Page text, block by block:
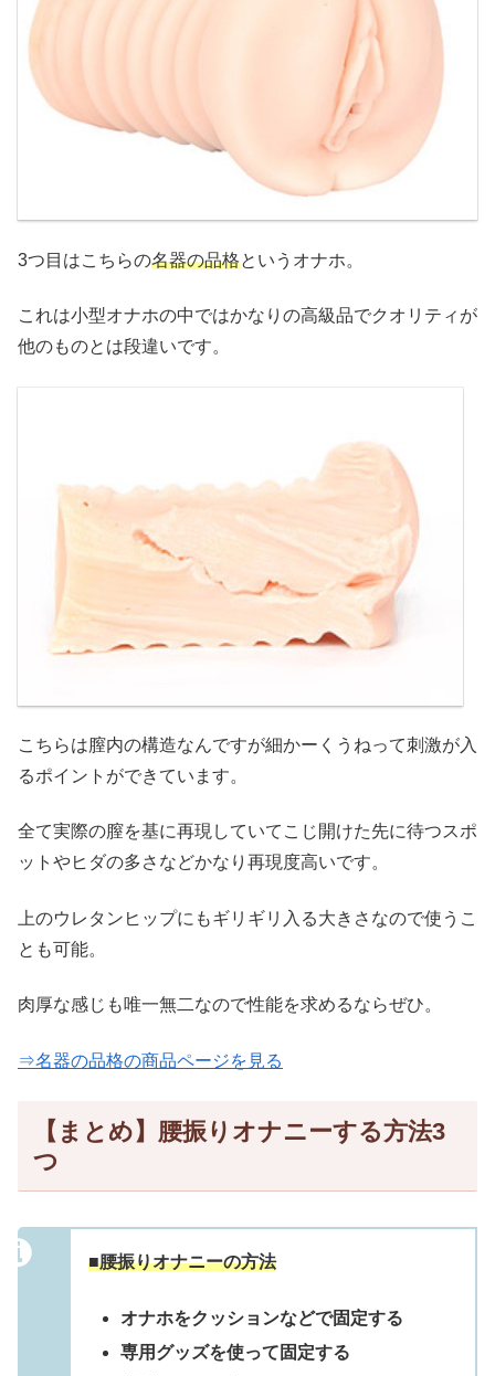
3つ目はこちらの名器の品格というオナホ。
これは小型オナホの中ではかなりの高級品でクオリティが
他のものとは段違いです。
こちらは膣内の構造なんですが細かーくうねって刺激が入
るポイントができています。
全て実際の膣を基に再現していてこじ開けた先に待つスポ
ットやヒダの多さなどかなり再現度高いです。
上のウレタンヒップにもギリギリ入る大きさなので使うこ
とも可能。
肉厚な感じも唯一無二なので性能を求めるならぜひ。
⇒名器の品格の商品ページを見る
【まとめ】腰振りオナニーする方法3
つ
■腰振りオナニーの方法
オナホをクッションなどで固定する
専用グッズを使って固定する